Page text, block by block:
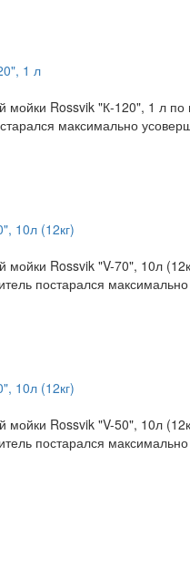
1 л
мойки Rossvik "К-120", 1 л
максимально
10л (12кг)
мойки Rossvik "V-70", 10л
постарался
10л (12кг)
мойки Rossvik "V-50", 10л
постарался